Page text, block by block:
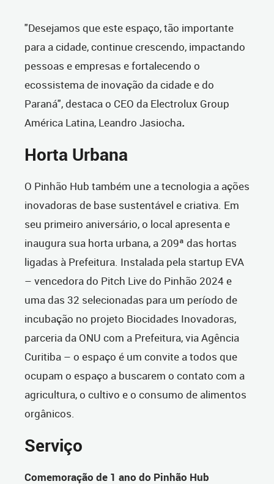
"Desejamos que este espaço, tão importante
para a cidade, continue crescendo, impactando
pessoas e empresas e fortalecendo o
ecossistema de inovação da cidade e do
Paraná", destaca o CEO da Electrolux Group
América Latina, Leandro Jasiocha.
Horta Urbana
O Pinhão Hub também une a tecnologia a ações
inovadoras de base sustentável e criativa. Em
seu primeiro aniversário, o local apresenta e
inaugura sua horta urbana, a 209ª das hortas
ligadas à Prefeitura. Instalada pela startup EVA
– vencedora do Pitch Live do Pinhão 2024 e
uma das 32 selecionadas para um período de
incubação no projeto Biocidades Inovadoras,
parceria da ONU com a Prefeitura, via Agência
Curitiba – o espaço é um convite a todos que
ocupam o espaço a buscarem o contato com a
agricultura, o cultivo e o consumo de alimentos
orgânicos.
Serviço
Comemoração de 1 ano do Pinhão Hub